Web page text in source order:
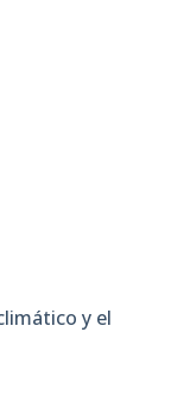
y el